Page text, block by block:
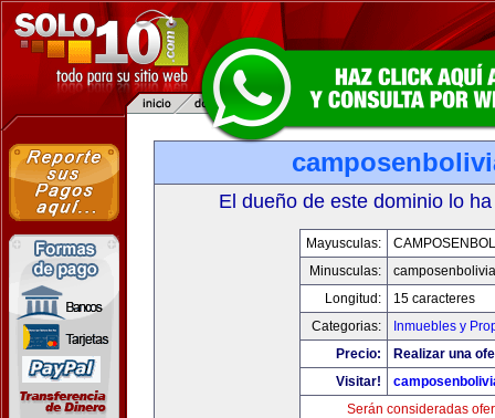
El dueño de este dominio lo
Mayusculas:
Minusculas:
Longitud:
15 caracteres
Categorias:
Inmuebles y
Precio:
Realizar una
Visitar!
Serán consideradas